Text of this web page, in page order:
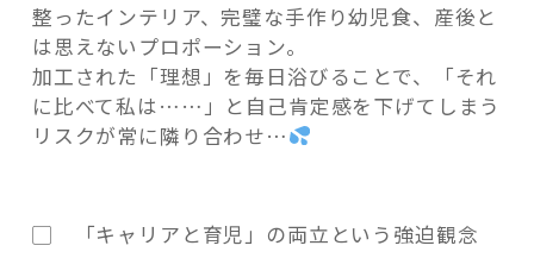
整ったインテリア、完璧な手作り幼児食、産後と
は思えないプロポーション。
加工された「理想」を毎日浴びることで、「それ
に比べて私は……」と自己肯定感を下げてしまう
リスクが常に隣り合わせ…
▢ 「キャリアと育児」の両立という強迫観念